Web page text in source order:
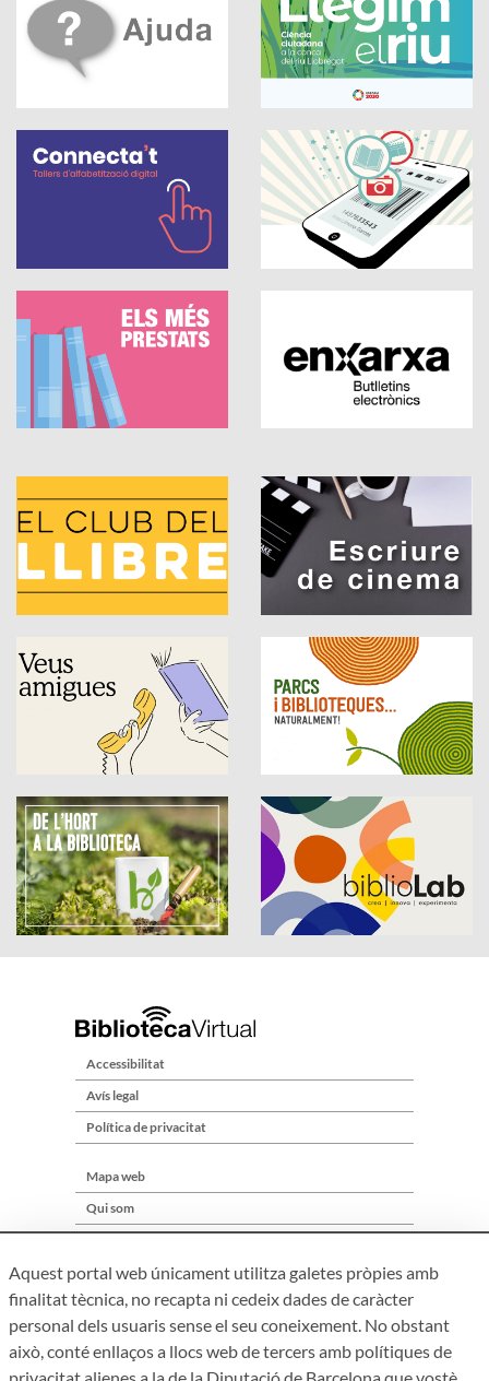
Accessibilitat
Avís legal
Política de privacitat
Mapa web
Qui som
Aquest portal web únicament utilitza galetes pròpies amb
finalitat tècnica, no recapta ni cedeix dades de caràcter
personal dels usuaris sense el seu coneixement. No obstant
això, conté enllaços a llocs web de tercers amb polítiques de